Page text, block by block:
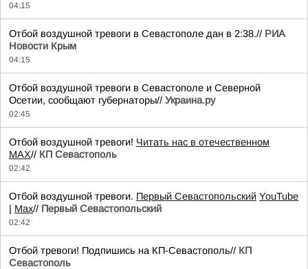
04:15
Отбой воздушной тревоги в Севастополе дан в 2:38.// РИА
Новости Крым
04:15
Отбой воздушной тревоги в Севастополе и Северной
Осетии, сообщают губернаторы// Украина.ру
02:45
Отбой воздушной тревоги! Читать нас в отечественном
MAX// КП Севастополь
02:42
Отбой воздушной тревоги. Первый Севастопольский YouTube
| Max// Первый Севастопольский
02:42
Отбой тревоги! Подпишись на КП-Севастополь// КП
Севастополь